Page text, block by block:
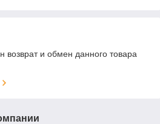
возврат и обмен данного товара